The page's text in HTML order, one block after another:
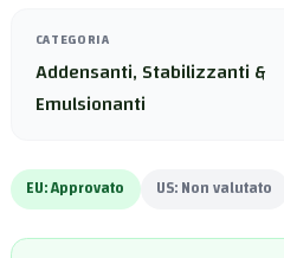
CATEGORIA
Addensanti, Stabilizzanti &
Emulsionanti
EU:Approvato US:Non valutato